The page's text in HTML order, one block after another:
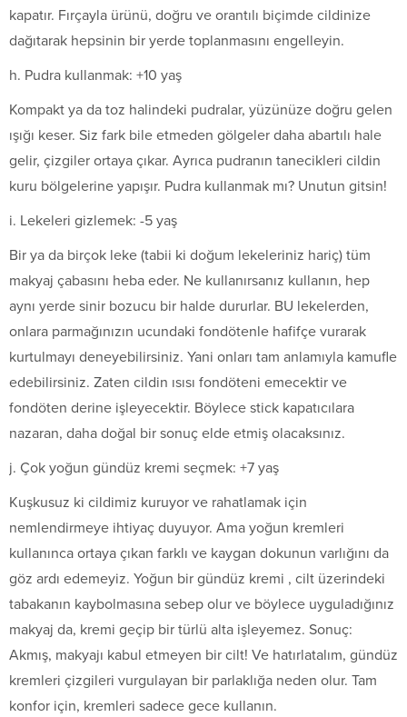
kapatır. Fırçayla ürünü, doğru ve orantılı biçimde cildinize
dağıtarak hepsinin bir yerde toplanmasını engelleyin.
h. Pudra kullanmak: +10 yaş
Kompakt ya da toz halindeki pudralar, yüzünüze doğru gelen
ışığı keser. Siz fark bile etmeden gölgeler daha abartılı hale
gelir, çizgiler ortaya çıkar. Ayrıca pudranın tanecikleri cildin
kuru bölgelerine yapışır. Pudra kullanmak mı? Unutun gitsin!
i. Lekeleri gizlemek: -5 yaş
Bir ya da birçok leke (tabii ki doğum lekeleriniz hariç) tüm
makyaj çabasını heba eder. Ne kullanırsanız kullanın, hep
aynı yerde sinir bozucu bir halde dururlar. BU lekelerden,
onlara parmağınızın ucundaki fondötenle hafifçe vurarak
kurtulmayı deneyebilirsiniz. Yani onları tam anlamıyla kamufle
edebilirsiniz. Zaten cildin ısısı fondöteni emecektir ve
fondöten derine işleyecektir. Böylece stick kapatıcılara
nazaran, daha doğal bir sonuç elde etmiş olacaksınız.
j. Çok yoğun gündüz kremi seçmek: +7 yaş
Kuşkusuz ki cildimiz kuruyor ve rahatlamak için
nemlendirmeye ihtiyaç duyuyor. Ama yoğun kremleri
kullanınca ortaya çıkan farklı ve kaygan dokunun varlığını da
göz ardı edemeyiz. Yoğun bir gündüz kremi , cilt üzerindeki
tabakanın kaybolmasına sebep olur ve böylece uyguladığınız
makyaj da, kremi geçip bir türlü alta işleyemez. Sonuç:
Akmış, makyajı kabul etmeyen bir cilt! Ve hatırlatalım, gündüz
kremleri çizgileri vurgulayan bir parlaklığa neden olur. Tam
konfor için, kremleri sadece gece kullanın.